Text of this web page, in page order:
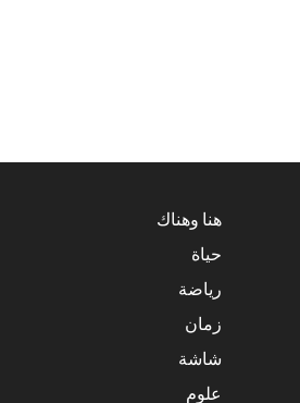
هنا وهناك
حياة
رياضة
زمان
شاشة
علوم